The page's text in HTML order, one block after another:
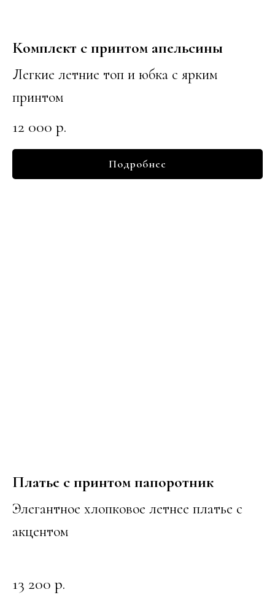
Комплект с принтом апельсины
Легкие летние топ и юбка с ярким
принтом
12 000 р.
Подробнее
Платье с принтом папоротник
Элегантное хлопковое летнее платье с
акцентом
13 200 р.